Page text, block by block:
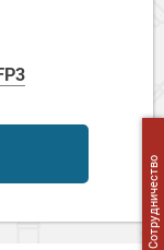
Сотрудничество